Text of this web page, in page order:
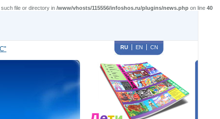
file or directory in /www/vhosts/115556/infoshos.ru/plugins/news.phpon line 40
RU EN CN